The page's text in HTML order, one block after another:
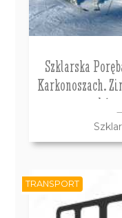
Szklarska
Karkonoszach.
TRANSPORT